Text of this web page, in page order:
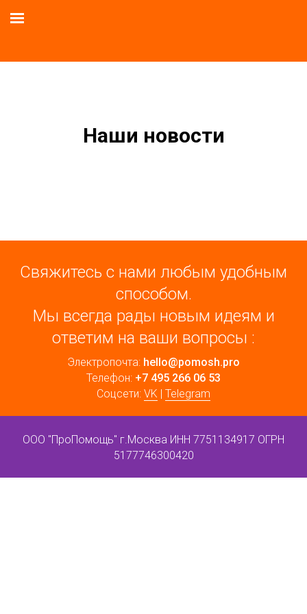
Наши новости
Cвяжитесь с нами любым удобным
способом.
Мы всегда рады новым идеям и
ответим на ваши вопросы :
Электропочта: hello@pomosh.pro
Телефон: +7 495 266 06 53
Соцсети: VK | Telegram
ООО "ПроПомощь" г.Москва ИНН 7751134917 ОГРН
5177746300420